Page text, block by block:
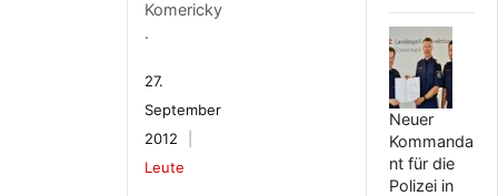
Komericky
.
27.
September
2012
Leute
Neuer
Kommanda
nt für die
Polizei in